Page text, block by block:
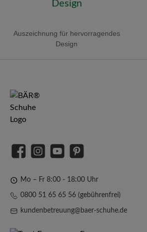
Auszeichnung für hervorragendes
Design
FacebookInstagramYouTubePinterest
Mo – Fr 8:00 - 18:00 Uhr
0800 51 65 65 56 (gebührenfrei)
kundenbetreuung@baer-schuhe.de